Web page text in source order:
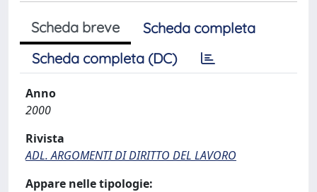
Scheda breve
Scheda completa
Scheda completa (DC)
Anno
2000
Rivista
ADL. ARGOMENTI DI DIRITTO DEL LAVORO
Appare nelle tipologie: